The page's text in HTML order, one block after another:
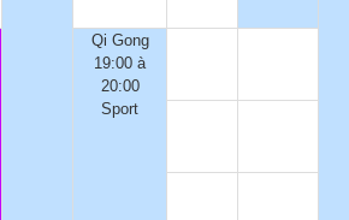
Qi Gong
19:00 à
20:00
Sport